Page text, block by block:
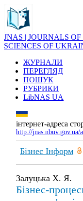
JNAS | JOURNALS
SCIENCES OF
ЖУРНАЛИ
ПЕРЕГЛЯД
ПОШУК
РУБРИКИ
LibNAS UA
інтернет-адреса
http://jnas.nbuv.gov.ua/
Бізнес Інформ
Залуцька Х. Я.
Бізнес-